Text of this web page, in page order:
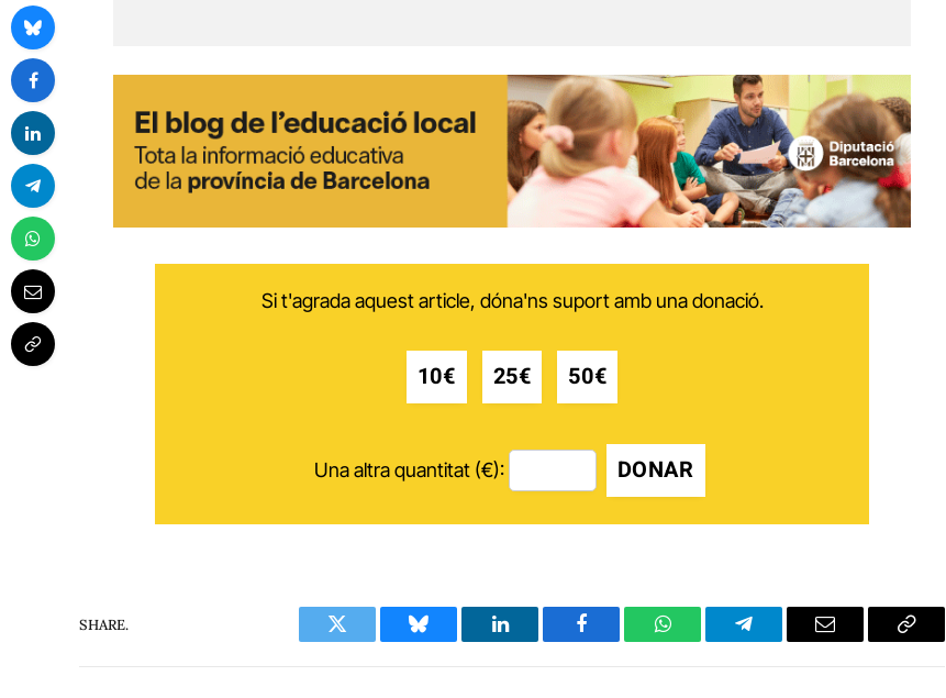
Si t'agrada aquest article, dóna'ns suport amb una donació.
10€ 25€ 50€
Una altra quantitat (€): DONAR
SHARE.
Twitter Bluesky LinkedIn Facebook WhatsAppTelegram Email
Copy